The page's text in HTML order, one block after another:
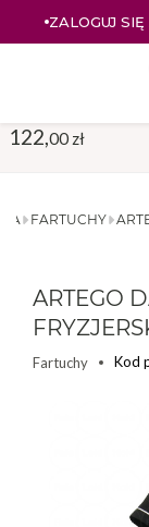
COINÓW
FARTUCHY
ARTEGO
Fartuchy Kod
122, 00 zł